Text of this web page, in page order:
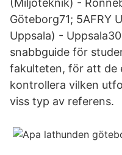
(Miljöteknik) -
Göteborg71; 5AFRY
Uppsala) -
snabbguide för
fakulteten, för att de
kontrollera vilken
viss typ av referens.